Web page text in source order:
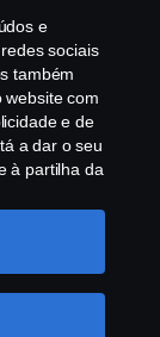
e
sociais
também
website com
e de
a dar o seu
à partilha da
cookies,
os seus